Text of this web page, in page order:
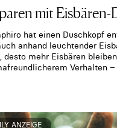
mit
hat einen Duschkopf
anhand leuchtender
desto mehr Eisbären
Verhalten –
ANZEIGE